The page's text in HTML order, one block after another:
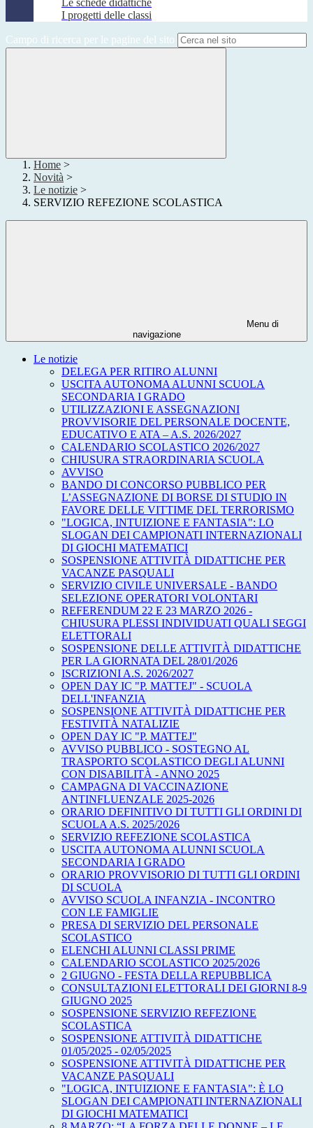
Le schede didattiche
I progetti delle classi
Campo di ricerca per le pagine del sito
Home >
Novità >
Le notizie >
SERVIZIO REFEZIONE SCOLASTICA
Menu di
navigazione
Le notizie
DELEGA PER RITIRO ALUNNI
USCITA AUTONOMA ALUNNI SCUOLA
SECONDARIA I GRADO
UTILIZZAZIONI E ASSEGNAZIONI
PROVVISORIE DEL PERSONALE DOCENTE,
EDUCATIVO E ATA – A.S. 2026/2027
CALENDARIO SCOLASTICO 2026/2027
CHIUSURA STRAORDINARIA SCUOLA
AVVISO
BANDO DI CONCORSO PUBBLICO PER
L’ASSEGNAZIONE DI BORSE DI STUDIO IN
FAVORE DELLE VITTIME DEL TERRORISMO
"LOGICA, INTUIZIONE E FANTASIA": LO
SLOGAN DEI CAMPIONATI INTERNAZIONALI
DI GIOCHI MATEMATICI
SOSPENSIONE ATTIVITÀ DIDATTICHE PER
VACANZE PASQUALI
SERVIZIO CIVILE UNIVERSALE - BANDO
SELEZIONE OPERATORI VOLONTARI
REFERENDUM 22 E 23 MARZO 2026 -
CHIUSURA PLESSI INDIVIDUATI QUALI SEGGI
ELETTORALI
SOSPENSIONE DELLE ATTIVITÀ DIDATTICHE
PER LA GIORNATA DEL 28/01/2026
ISCRIZIONI A.S. 2026/2027
OPEN DAY IC "P. MATTEJ" - SCUOLA
DELL'INFANZIA
SOSPENSIONE ATTIVITÀ DIDATTICHE PER
FESTIVITÀ NATALIZIE
OPEN DAY IC "P. MATTEJ"
AVVISO PUBBLICO - SOSTEGNO AL
TRASPORTO SCOLASTICO DEGLI ALUNNI
CON DISABILITÀ - ANNO 2025
CAMPAGNA DI VACCINAZIONE
ANTINFLUENZALE 2025-2026
ORARIO DEFINITIVO DI TUTTI GLI ORDINI DI
SCUOLA A.S. 2025/2026
SERVIZIO REFEZIONE SCOLASTICA
USCITA AUTONOMA ALUNNI SCUOLA
SECONDARIA I GRADO
ORARIO PROVVISORIO DI TUTTI GLI ORDINI
DI SCUOLA
AVVISO SCUOLA INFANZIA - INCONTRO
CON LE FAMIGLIE
PRESA DI SERVIZIO DEL PERSONALE
SCOLASTICO
ELENCHI ALUNNI CLASSI PRIME
CALENDARIO SCOLASTICO 2025/2026
2 GIUGNO - FESTA DELLA REPUBBLICA
CONSULTAZIONI ELETTORALI DEI GIORNI 8-9
GIUGNO 2025
SOSPENSIONE SERVIZIO REFEZIONE
SCOLASTICA
SOSPENSIONE ATTIVITÀ DIDATTICHE
01/05/2025 - 02/05/2025
SOSPENSIONE ATTIVITÀ DIDATTICHE PER
VACANZE PASQUALI
"LOGICA, INTUIZIONE E FANTASIA": È LO
SLOGAN DEI CAMPIONATI INTERNAZIONALI
DI GIOCHI MATEMATICI